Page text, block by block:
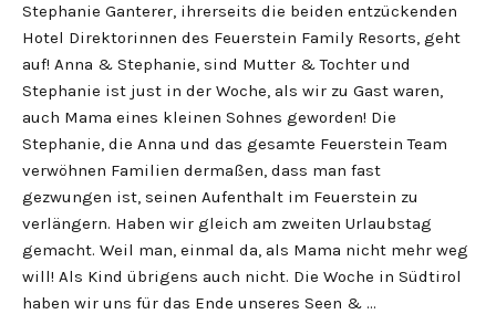
Stephanie Ganterer, ihrerseits die beiden entzückenden
Hotel Direktorinnen des Feuerstein Family Resorts, geht
auf! Anna & Stephanie, sind Mutter & Tochter und
Stephanie ist just in der Woche, als wir zu Gast waren,
auch Mama eines kleinen Sohnes geworden! Die
Stephanie, die Anna und das gesamte Feuerstein Team
verwöhnen Familien dermaßen, dass man fast
gezwungen ist, seinen Aufenthalt im Feuerstein zu
verlängern. Haben wir gleich am zweiten Urlaubstag
gemacht. Weil man, einmal da, als Mama nicht mehr weg
will! Als Kind übrigens auch nicht. Die Woche in Südtirol
haben wir uns für das Ende unseres Seen & …